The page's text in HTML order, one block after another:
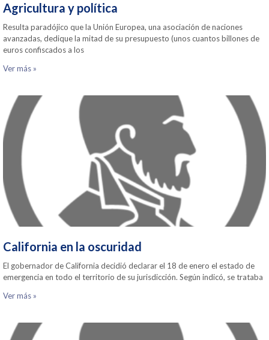
Agricultura y política
Resulta paradójico que la Unión Europea, una asociación de naciones
avanzadas, dedique la mitad de su presupuesto (unos cuantos billones de
euros confiscados a los
Ver más »
California en la oscuridad
El gobernador de California decidió declarar el 18 de enero el estado de
emergencia en todo el territorio de su jurisdicción. Según indicó, se trataba
Ver más »